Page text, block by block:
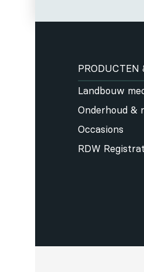
PRODUCTEN
Landbouw
Onderhoud &
Occasions
RDW